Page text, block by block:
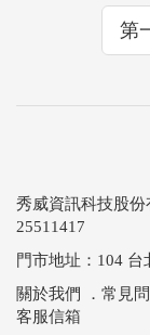
第
秀威資訊科技股
25511417
門市地址：104 台
關於我們 ． 常見
客服信箱